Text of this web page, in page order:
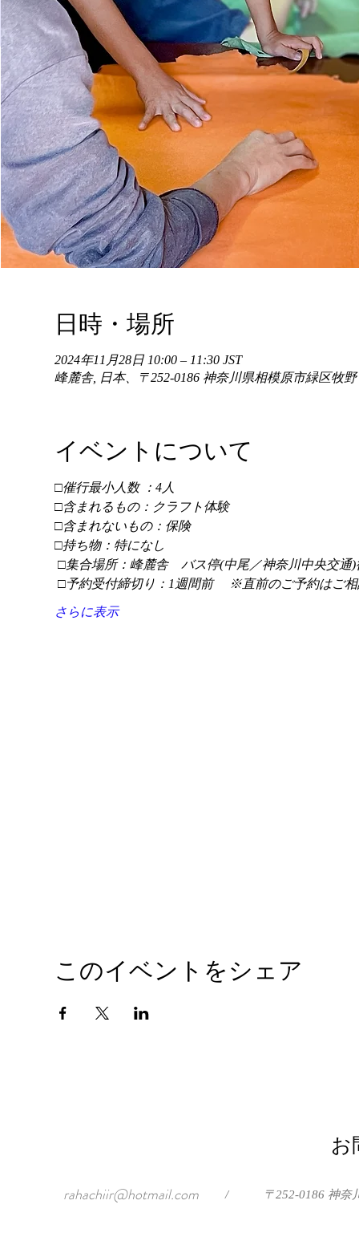
日時・場所
2024年11月28日 10:00 – 11:30 JST
峰麓舎, 日本、〒252-0186 神奈川県相模原市緑区牧
イベントについて
□催行最小人数 ：4人
□含まれるもの：クラフト体験
□含まれないもの：保険
□持ち物：特になし
□集合場所：峰麓舎　バス停(中尾／神奈川中央交通)
□予約受付締切り：1週間前 　※直前のご予約はご
さらに表示
このイベントをシェア
お
rahachiir@hotmail.com / 〒252-0186 神奈